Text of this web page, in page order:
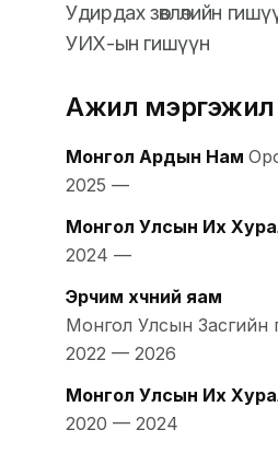
Удирдах зөвлөлийн
УИХ-ын гишүүн
Ажил мэргэжил
Монгол Ардын Нам
2025 —
Монгол Улсын Их
2024 —
Эрчим хүчний яам
Монгол Улсын Засгийн
2022 — 2026
Монгол Улсын Их
2020 — 2024